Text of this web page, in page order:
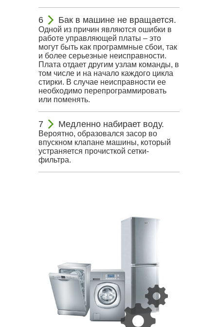
Бак в машине не вращается.
Одной из причин являются ошибки в
работе управляющей платы – это
могут быть как программные сбои, так
и более серьезные неисправности.
Плата отдает другим узлам команды, в
том числе и на начало каждого цикла
стирки. В случае неисправности ее
необходимо перепрограммировать
или поменять.
Медленно набирает воду.
Вероятно, образовался засор во
впускном клапане машины, который
устраняется прочисткой сетки-
фильтра.